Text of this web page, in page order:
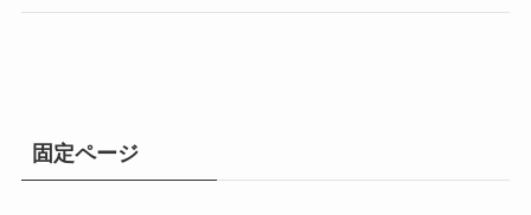
固定ページ